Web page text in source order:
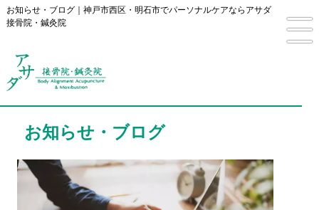
お知らせ・ブログ｜神戸市西区・明石市でパーソナルケアならアサダ
接骨院・鍼灸院
お知らせ・ブログ